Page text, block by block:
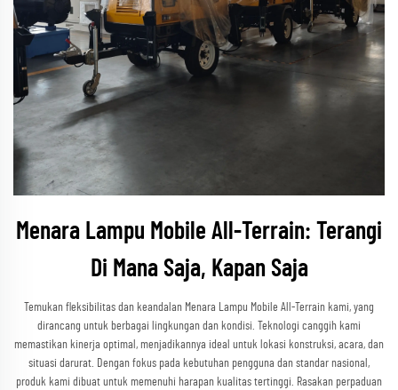
Menara Lampu Mobile All-Terrain: Terangi
Di Mana Saja, Kapan Saja
Temukan fleksibilitas dan keandalan Menara Lampu Mobile All-Terrain kami, yang
dirancang untuk berbagai lingkungan dan kondisi. Teknologi canggih kami
memastikan kinerja optimal, menjadikannya ideal untuk lokasi konstruksi, acara, dan
situasi darurat. Dengan fokus pada kebutuhan pengguna dan standar nasional,
produk kami dibuat untuk memenuhi harapan kualitas tertinggi. Rasakan perpaduan